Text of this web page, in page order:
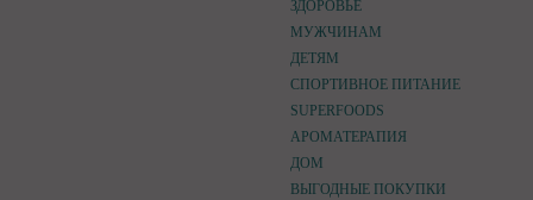
ЗДОРОВЬЕ
МУЖЧИНАМ
ДЕТЯМ
СПОРТИВНОЕ ПИТАНИЕ
SUPERFOODS
АРОМАТЕРАПИЯ
ДОМ
ВЫГОДНЫЕ ПОКУПКИ